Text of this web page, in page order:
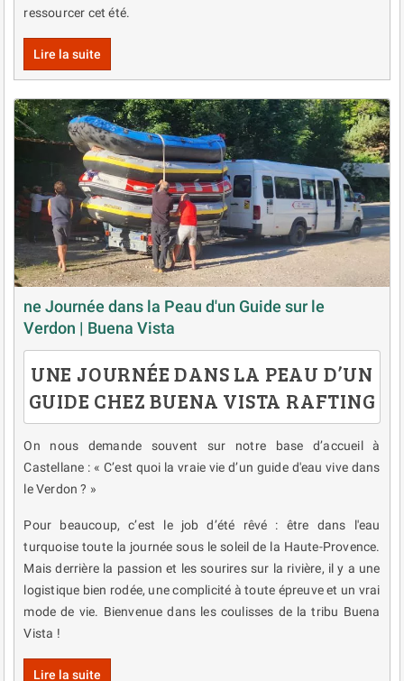
ressourcer cet été.
Lire la suite
ne Journée dans la Peau d'un Guide sur le
Verdon | Buena Vista
UNE JOURNÉE DANS LA PEAU D’UN
GUIDE CHEZ BUENA VISTA RAFTING
On nous demande souvent sur notre base d’accueil à
Castellane : « C’est quoi la vraie vie d’un guide d'eau vive dans
le Verdon ? »
Pour beaucoup, c’est le job d’été rêvé : être dans l'eau
turquoise toute la journée sous le soleil de la Haute-Provence.
Mais derrière la passion et les sourires sur la rivière, il y a une
logistique bien rodée, une complicité à toute épreuve et un vrai
mode de vie. Bienvenue dans les coulisses de la tribu Buena
Vista !
Lire la suite